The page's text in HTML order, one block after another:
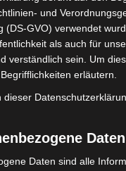
unseren Next-Day-
sagt Urs
freuen wir
mit
suchen wir aktuell
begeben und mit
und
(DS-GVO) verwendet
als auch für
verständlich sein. Um
erläutern.
dieser
Daten
Daten sind alle